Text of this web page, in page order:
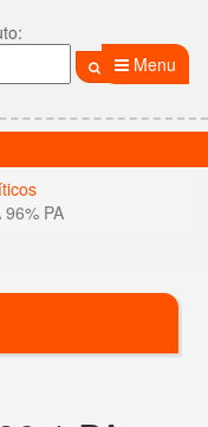
Menu
96% PA